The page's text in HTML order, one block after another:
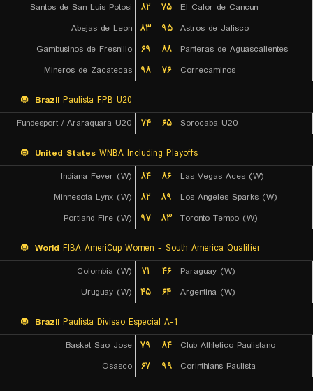
Santos de San Luis Potosi
۸۲ ۷۵
El Calor de Cancun
Abejas de Leon
۸۳ ۹۵
Astros de Jalisco
Gambusinos de Fresnillo
۶۹ ۸۸
Panteras de Aguascalientes
Mineros de Zacatecas
۹۸ ۷۶ Correcaminos
Brazil Paulista FPB U20
Fundesport / Araraquara U20
۷۴ ۶۵ Sorocaba U20
United States WNBA Including Playoffs
Indiana Fever (W)
۸۴ ۸۶
Las Vegas Aces (W)
Minnesota Lynx (W)
۸۲ ۸۹
Los Angeles Sparks (W)
Portland Fire (W)
۹۷ ۸۳ Toronto Tempo (W)
World FIBA AmeriCup Women - South America Qualifier
Colombia (W)
۷۱ ۴۶
Paraguay (W)
Uruguay (W)
۴۵ ۶۴ Argentina (W)
Brazil Paulista Divisao Especial A-1
Basket Sao Jose
۷۹ ۸۴
Club Athletico Paulistano
Osasco
۶۷ ۹۹ Corinthians Paulista